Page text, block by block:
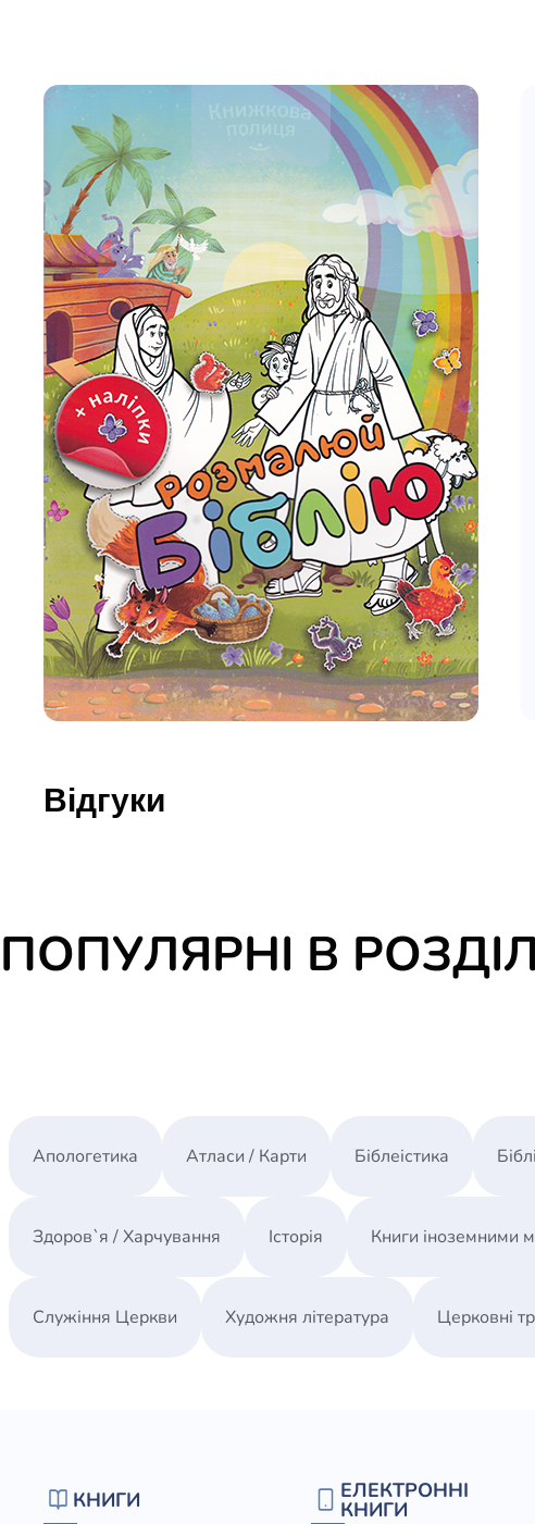
Новинки
Свіжі надходження, актуальна
література та нові автори на нашій
полиці.
Історія
Книги
Лідерство
Нерелігійні
Церковні
Служіння
Публіцистика
Богослів`я
Шлюб і сім`я
Здоров`я /
Юдаїзм
Огляд релігій
Художня
Відгуки
ПОПУЛЯРНІ В
Апологетика Атласи / Карти Біблеістика
Здоров`я / Харчування Історія Книги іноземними
Служіння Церкви Художня література Церковні
КНИГИ ЕЛЕКТРОННІ
КНИГИ